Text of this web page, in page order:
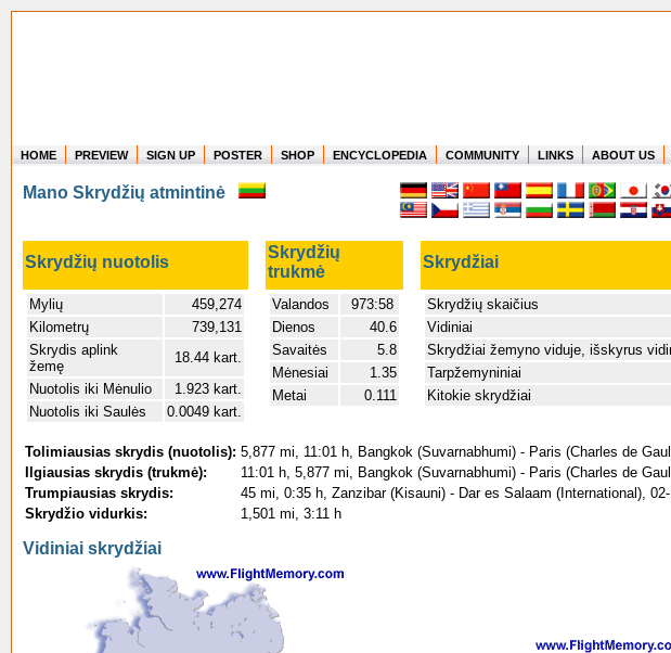
Where in the world have you flown?
How long have you been in the air?
Create your own FlightMemory and see!
HOME PREVIEW SIGN UP POSTER SHOP ENCYCLOPEDIA COMMUNITY LINKS ABOUT US
Mano Skrydžių atmintinė
Skrydžių nuotolis
Skrydžių
trukmė
Skrydžiai
Mylių
459,274
Kilometrų
739,131
Skrydis aplink
žemę
18.44 kart.
Nuotolis iki Mėnulio
1.923 kart.
Nuotolis iki Saulės
0.0049 kart.
Valandos
973:58
Dienos
40.6
Savaitės
5.8
Mėnesiai
1.35
Metai
0.111
Skrydžių skaičius
Vidiniai
Skrydžiai žemyno viduje, išskyrus
Tarpžemyniniai
Kitokie skrydžiai
Tolimiausias skrydis (nuotolis): 5,877 mi, 11:01 h, Bangkok (Suvarnabhumi) - Paris (Charles de
Ilgiausias skrydis (trukmė):
11:01 h, 5,877 mi, Bangkok (Suvarnabhumi) - Paris (Charles de
Trumpiausias skrydis:
45 mi, 0:35 h, Zanzibar (Kisauni) - Dar es Salaam (International),
Skrydžio vidurkis:
1,501 mi, 3:11 h
Vidiniai skrydžiai